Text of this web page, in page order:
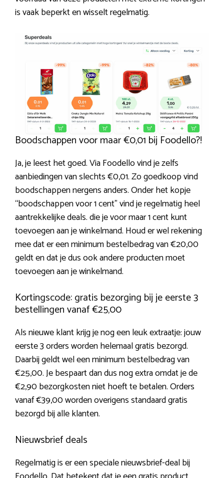
is vaak beperkt en wisselt regelmatig.
Boodschappen voor maar €0,01 bij Foodello?!
Ja, je leest het goed. Via Foodello vind je zelfs
aanbiedingen van slechts €0,01. Zo goedkoop vind
boodschappen nergens anders. Onder het kopje
“boodschappen voor 1 cent” vind je regelmatig heel
aantrekkelijke deals. die je voor maar 1 cent kunt
toevoegen aan je winkelmand. Houd er wel rekening
mee dat er een minimum bestelbedrag van €20,00
geldt en dat je dus ook andere producten moet
toevoegen aan je winkelmand.
Kortingscode: gratis bezorging bij je eerste 3
bestellingen vanaf €25,00
Als nieuwe klant krijg je nog een leuk extraatje: jouw
eerste 3 orders worden helemaal gratis bezorgd.
Daarbij geldt wel een minimum bestelbedrag van
€25,00. Je bespaart dan dus nog extra omdat je de
€2,90 bezorgkosten niet hoeft te betalen. Orders
vanaf €39,00 worden overigens standaard gratis
bezorgd bij alle klanten.
Nieuwsbrief deals
Regelmatig is er een speciale nieuwsbrief-deal bij